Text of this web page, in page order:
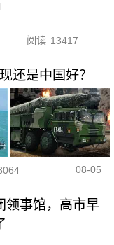
阅读 13417
还是中国好？
08-05
领事馆，高市早